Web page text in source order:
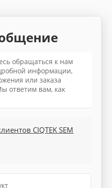
обращаться к нам
информации,
или заказа
ответим вам, как
CIQTEK SEM